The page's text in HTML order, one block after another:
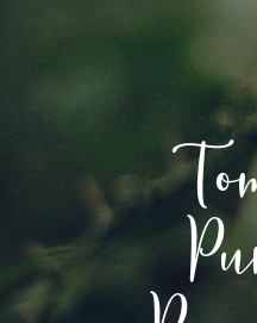
PROJEKTE
KONTAKT